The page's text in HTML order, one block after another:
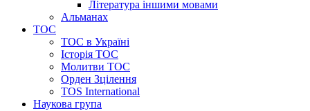
Література іншими мовами
Альманах
ТОС
ТОС в Україні
Історія ТОС
Молитви ТОС
Орден Зцілення
TOS International
Наукова група